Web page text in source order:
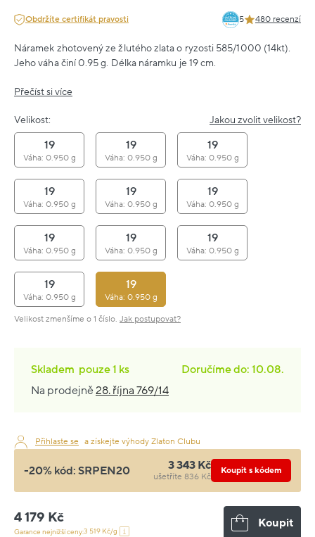
Obdržíte certifikát pravosti 5 480 recenzí
Náramek zhotovený ze žlutého zlata o ryzosti 585/1000 (14kt).
Jeho váha činí 0.95 g. Délka náramku je 19 cm.
Přečíst si více
Velikost: Jakou zvolit velikost?
19
Váha: 0.950 g
19
Váha: 0.950 g
19
Váha: 0.950 g
19
Váha: 0.950 g
19
Váha: 0.950 g
19
Váha: 0.950 g
19
Váha: 0.950 g
19
Váha: 0.950 g
19
Váha: 0.950 g
19
Váha: 0.950 g
19
Váha: 0.950 g
Velikost zmenšíme o 1 číslo. Jak postupovat?
Skladem pouze1 ks
Doručíme do: 10.08.
Na prodejně28. října 769/14
Přihlaste se a získejte výhody Zlaton Clubu
-20% kód: SRPEN20 3 343 Kč
ušetříte 836 Kč
Koupit s kódem
4 179 Kč
Garance nejnižší ceny:3 519 Kč/g
Koupit